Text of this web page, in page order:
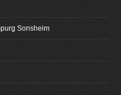
Sonsheim